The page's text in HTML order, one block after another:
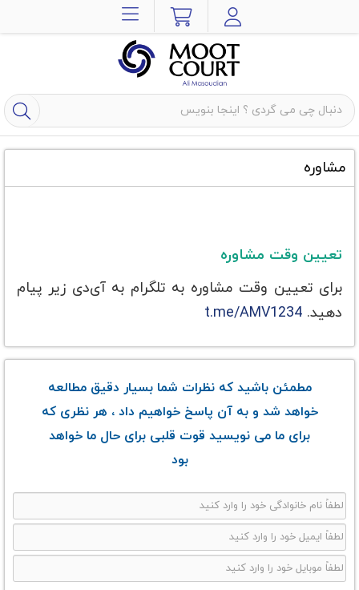
مشاوره
تعیین وقت مشاوره
برای تعیین وقت مشاوره به تلگرام به آی‌دی زیر پیام
دهید. t.me/AMV1234
مطمئن باشید که نظرات شما بسیار دقیق مطالعه
خواهد شد و به آن پاسخ خواهیم داد ، هر نظری که
برای ما می نویسید قوت قلبی برای حال ما خواهد
بود